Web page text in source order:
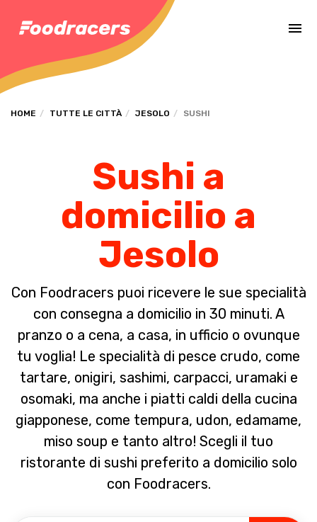
HOME TUTTE LE CITTÀ JESOLO SUSHI
Sushi a
domicilio a
Jesolo
Con Foodracers puoi ricevere le sue specialità
con consegna a domicilio in 30 minuti. A
pranzo o a cena, a casa, in ufficio o ovunque
tu voglia! Le specialità di pesce crudo, come
tartare, onigiri, sashimi, carpacci, uramaki e
osomaki, ma anche i piatti caldi della cucina
giapponese, come tempura, udon, edamame,
miso soup e tanto altro! Scegli il tuo
ristorante di sushi preferito a domicilio solo
con Foodracers.